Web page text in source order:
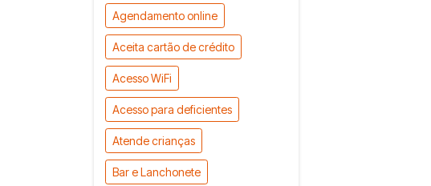
Agendamento online
Aceita cartão de crédito
Acesso WiFi
Acesso para deficientes
Atende crianças
Bar e Lanchonete